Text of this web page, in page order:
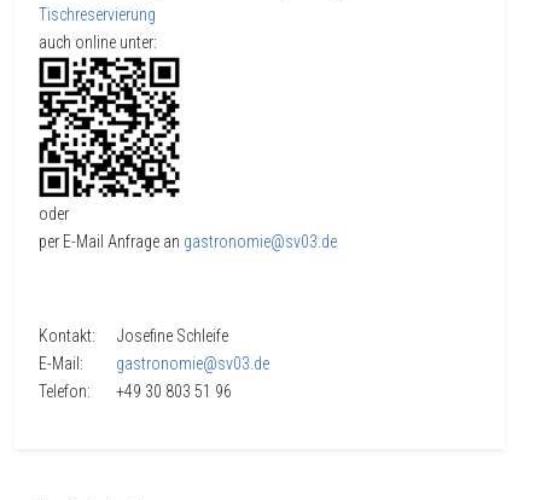
Tischreservierung
auch online unter:
oder
per E-Mail Anfrage an gastronomie@sv03.de
Kontakt: Josefine Schleife
E-Mail: gastronomie@sv03.de
Telefon: +49 30 803 51 96